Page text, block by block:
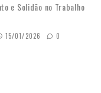
e Solidão no Trabalho
15/01/2026
0